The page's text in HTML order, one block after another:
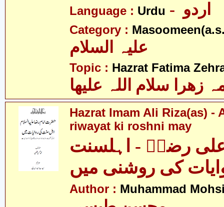
Language : Urdu
Category :
Topic : Hazrat Fatima
زھرا سلام اللہ علیھا
Hazrat Imam Ali Riza(as) -
riwayat ki roshni may
رضاؑ - اہلسنت
کی روشنی میں
Author : Muhammad